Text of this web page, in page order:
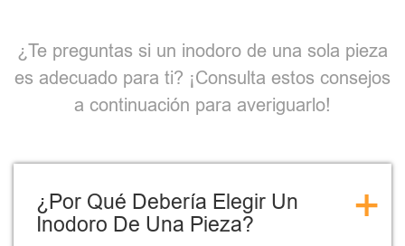
¿Te preguntas si un inodoro de una sola pieza
es adecuado para ti? ¡Consulta estos consejos
a continuación para averiguarlo!
¿Por Qué Debería Elegir Un
Inodoro De Una Pieza?
+